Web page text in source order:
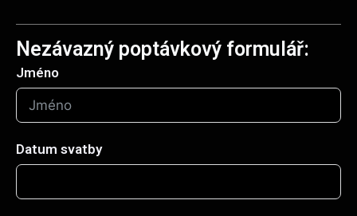
Nezávazný poptávkový formulář:
Jméno
Datum svatby